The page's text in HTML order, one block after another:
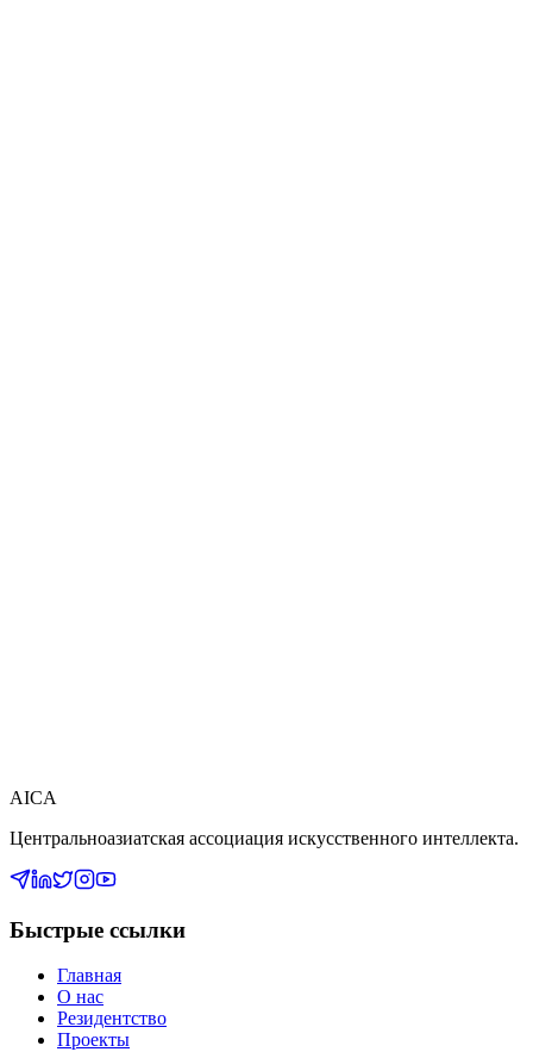
AICA
Центральноазиатская ассоциация искусственного интеллекта.
Быстрые ссылки
Главная
О нас
Резидентство
Проекты